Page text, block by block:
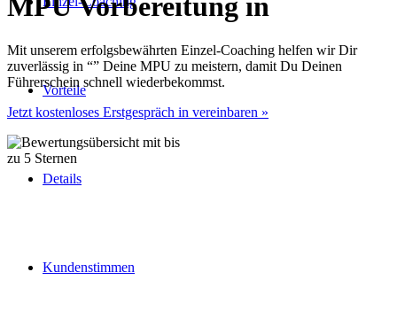
Vorteile
Details
Kundenstimmen
MPU Vorbereitung in
Mit unserem erfolgsbewährten Einzel-Coaching helfen wir Dir
zuverlässig in “” Deine MPU zu meistern, damit Du Deinen
Führerschein schnell wiederbekommst.
Jetzt kostenloses Erstgespräch in vereinbaren »